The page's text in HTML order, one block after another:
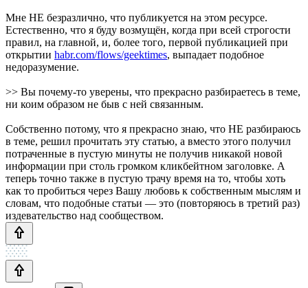
Мне НЕ безразлично, что публикуется на этом ресурсе.
Естественно, что я буду возмущён, когда при всей строгости
правил, на главной, и, более того, первой публикацией при
открытии habr.com/flows/geektimes, выпадает подобное
недоразумение.
>> Вы почему-то уверены, что прекрасно разбираетесь в теме,
ни коим образом не быв с ней связанным.
Собственно потому, что я прекрасно знаю, что НЕ разбираюсь
в теме, решил прочитать эту статью, а вместо этого получил
потраченные в пустую минуты не получив никакой новой
информации при столь громком кликбейтном заголовке. А
теперь точно также в пустую трачу время на то, чтобы хоть
как то пробиться через Вашу любовь к собственным мыслям и
словам, что подобные статьи — это (повторяюсь в третий раз)
издевательство над сообществом.